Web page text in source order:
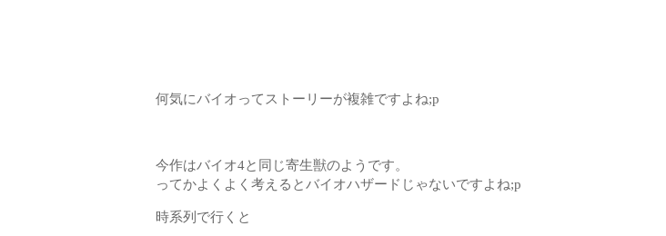
何気にバイオってストーリーが複雑ですよね;p
今作はバイオ4と同じ寄生獣のようです。
ってかよくよく考えるとバイオハザードじゃないですよね;p
時系列で行くと